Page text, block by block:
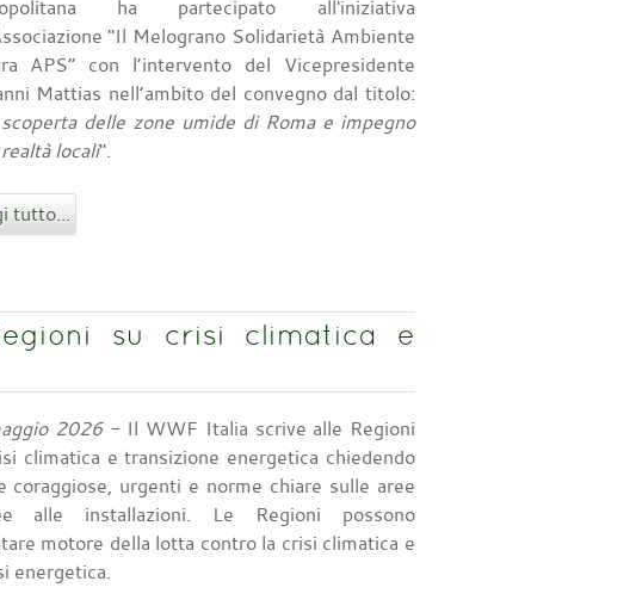
ha partecipato all'iniziativa
"Il Melograno Solidarietà Ambiente
APS” con l’intervento del Vicepresidente
Mattias nell’ambito del convegno dal titolo:
delle zone umide di Roma e impegno
locali".
tutto...
su crisi climatica e
2026- Il WWF Italia scrive alle Regioni
climatica e transizione energetica chiedendo
coraggiose, urgenti e norme chiare sulle aree
alle installazioni. Le Regioni possono
motore della lotta contro la crisi climatica e
energetica.